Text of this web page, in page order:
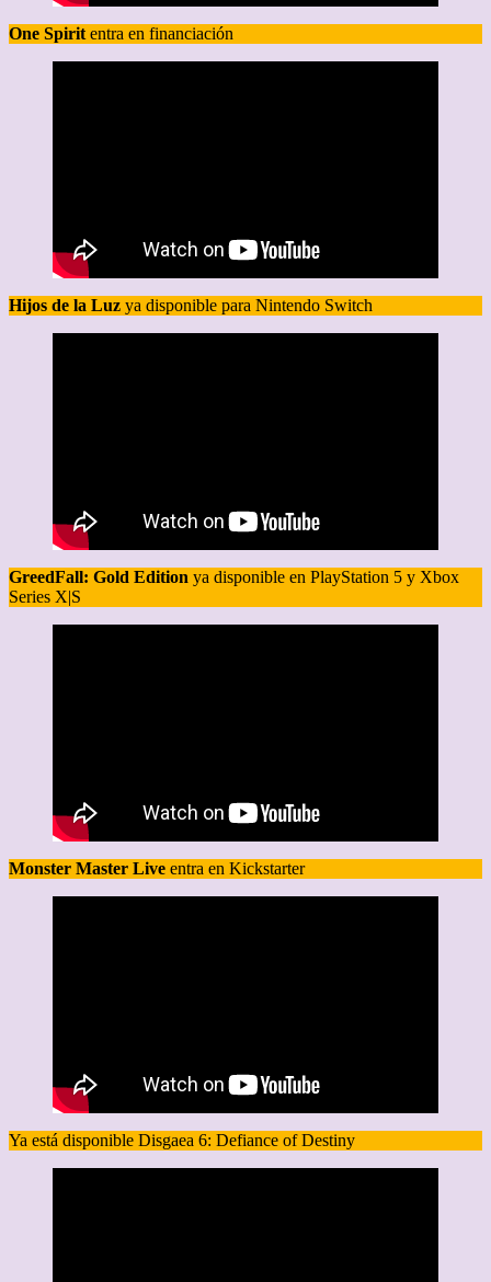
One Spirit entra en financiación
Hijos de la Luz ya disponible para Nintendo Switch
GreedFall: Gold Edition ya disponible en PlayStation 5 y Xbox
Series X|S
Monster Master Live entra en Kickstarter
Ya está disponible Disgaea 6: Defiance of Destiny